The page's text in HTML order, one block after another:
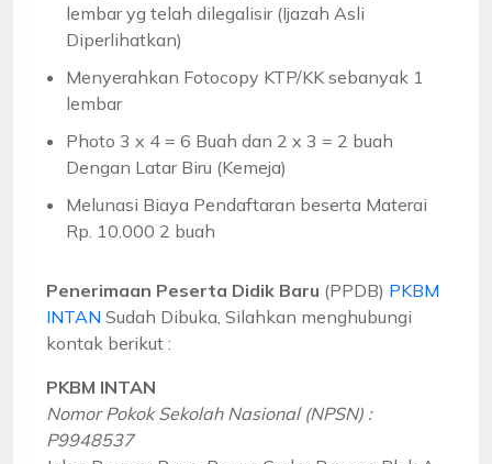
lembar yg telah dilegalisir (Ijazah Asli
Diperlihatkan)
Menyerahkan Fotocopy KTP/KK sebanyak 1
lembar
Photo 3 x 4 = 6 Buah dan 2 x 3 = 2 buah
Dengan Latar Biru (Kemeja)
Melunasi Biaya Pendaftaran beserta Materai
Rp. 10.000 2 buah
Penerimaan Peserta Didik Baru (PPDB) PKBM
INTAN Sudah Dibuka, Silahkan menghubungi
kontak berikut :
PKBM INTAN
Nomor Pokok Sekolah Nasional (NPSN) :
P9948537